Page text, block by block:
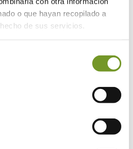
o que hayan recopilado a
de sus servicios.
publicación en el
la Comunidad de